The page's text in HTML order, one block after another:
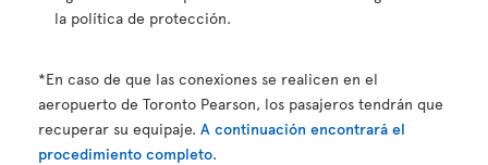
la política de protección.
*En caso de que las conexiones se realicen en el
aeropuerto de Toronto Pearson, los pasajeros tendrán que
recuperar su equipaje. A continuación encontrará el
procedimiento completo.